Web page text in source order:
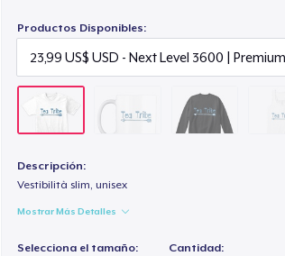
Productos Disponibles:
Descripción:
Vestibilità slim, unisex
Mostrar Más Detalles
Selecciona el tamaño: Cantidad: